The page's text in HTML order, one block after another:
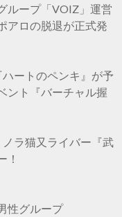
ループ「VOIZ」運営
アロの脱退が正式発
ートのペンキ』が予
ト『バーチャル握
ラ猫又ライバー『武
！
性グループ